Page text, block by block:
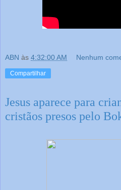
ABN às 4:32:00 AM Nenhum
Compartilhar
Jesus aparece para
cristãos presos pelo